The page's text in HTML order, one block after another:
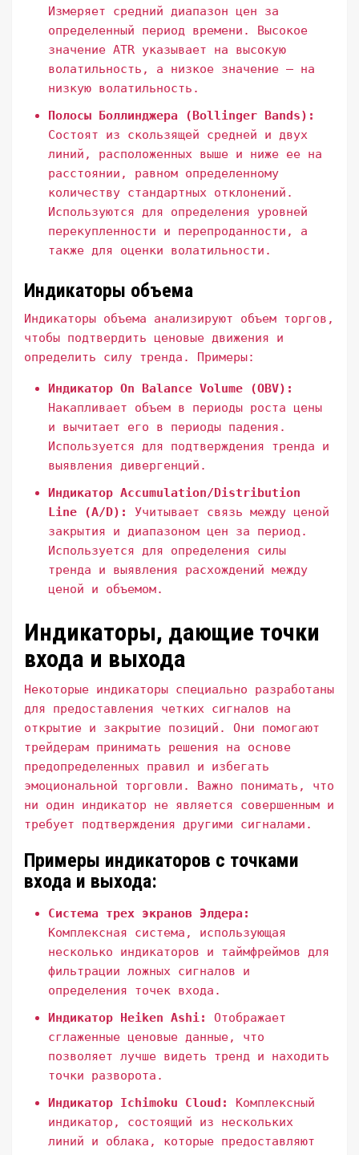
Измеряет средний диапазон цен за
определенный период времени. Высокое
значение ATR указывает на высокую
волатильность, а низкое значение – на
низкую волатильность.
Полосы Боллинджера (Bollinger Bands):
Состоят из скользящей средней и двух
линий, расположенных выше и ниже ее на
расстоянии, равном определенному
количеству стандартных отклонений.
Используются для определения уровней
перекупленности и перепроданности, а
также для оценки волатильности.
Индикаторы объема
Индикаторы объема анализируют объем торгов,
чтобы подтвердить ценовые движения и
определить силу тренда. Примеры:
Индикатор On Balance Volume (OBV):
Накапливает объем в периоды роста цены
и вычитает его в периоды падения.
Используется для подтверждения тренда и
выявления дивергенций.
Индикатор Accumulation/Distribution
Line (A/D):
Учитывает связь между ценой
закрытия и диапазоном цен за период.
Используется для определения силы
тренда и выявления расхождений между
ценой и объемом.
Индикаторы, дающие точки
входа и выхода
Некоторые индикаторы специально разработаны
для предоставления четких сигналов на
открытие и закрытие позиций. Они помогают
трейдерам принимать решения на основе
предопределенных правил и избегать
эмоциональной торговли. Важно понимать, что
ни один индикатор не является совершенным и
требует подтверждения другими сигналами.
Примеры индикаторов с точками
входа и выхода:
Система трех экранов Элдера:
Комплексная система, использующая
несколько индикаторов и таймфреймов для
фильтрации ложных сигналов и
определения точек входа.
Индикатор Heiken Ashi:
Отображает
сглаженные ценовые данные, что
позволяет лучше видеть тренд и находить
точки разворота.
Индикатор Ichimoku Cloud:
Комплексный
индикатор, состоящий из нескольких
линий и облака, которые предоставляют